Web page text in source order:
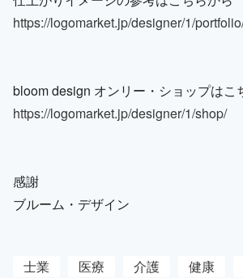
https://logomarket.jp/designer/1/
bloom design オンリー・ショップはこ
https://logomarket.jp/designer/1/shop/
感謝
ブルーム・デザイン
士業 医療 介護 健康